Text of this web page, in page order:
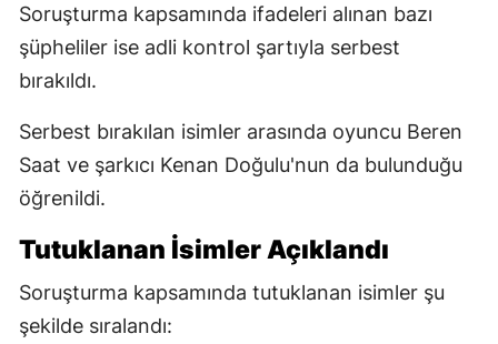
Soruşturma kapsamında ifadeleri alınan bazı
şüpheliler ise adli kontrol şartıyla serbest
bırakıldı.
Serbest bırakılan isimler arasında oyuncu Beren
Saat ve şarkıcı Kenan Doğulu'nun da bulunduğu
öğrenildi.
Tutuklanan İsimler Açıklandı
Soruşturma kapsamında tutuklanan isimler şu
şekilde sıralandı: